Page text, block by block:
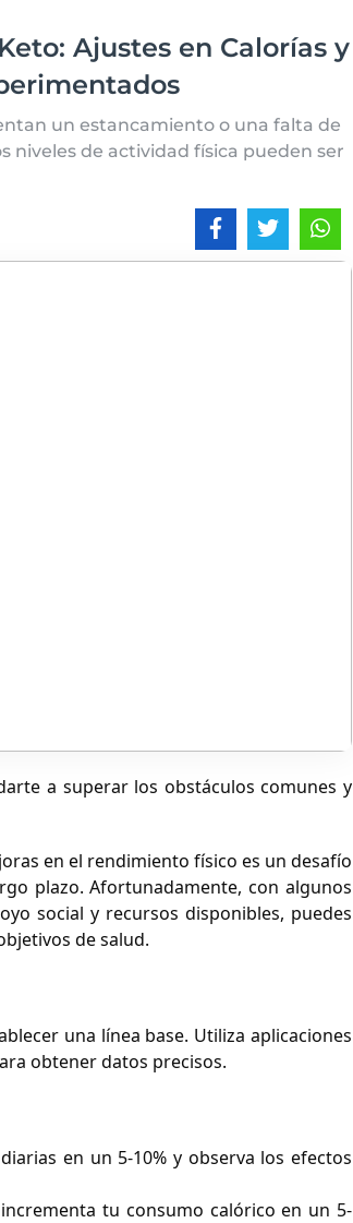
Ajustes en Calorías y
un estancamiento o una falta de
niveles de actividad física pueden ser
a superar los obstáculos comunes y
en el rendimiento físico es un desafío
plazo. Afortunadamente, con algunos
social y recursos disponibles, puedes
de salud.
una línea base. Utiliza aplicaciones
obtener datos precisos.
en un 5-10% y observa los efectos
tu consumo calórico en un 5-